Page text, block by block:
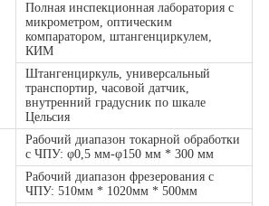
Полная инспекционная лаборатория с
микрометром, оптическим
компаратором, штангенциркулем,
КИМ
Штангенциркуль, универсальный
транспортир, часовой датчик,
внутренний градусник по шкале
Цельсия
Рабочий диапазон токарной обработки
с ЧПУ: φ0,5 мм-φ150 мм * 300 мм
Рабочий диапазон фрезерования с
ЧПУ: 510мм * 1020мм * 500мм